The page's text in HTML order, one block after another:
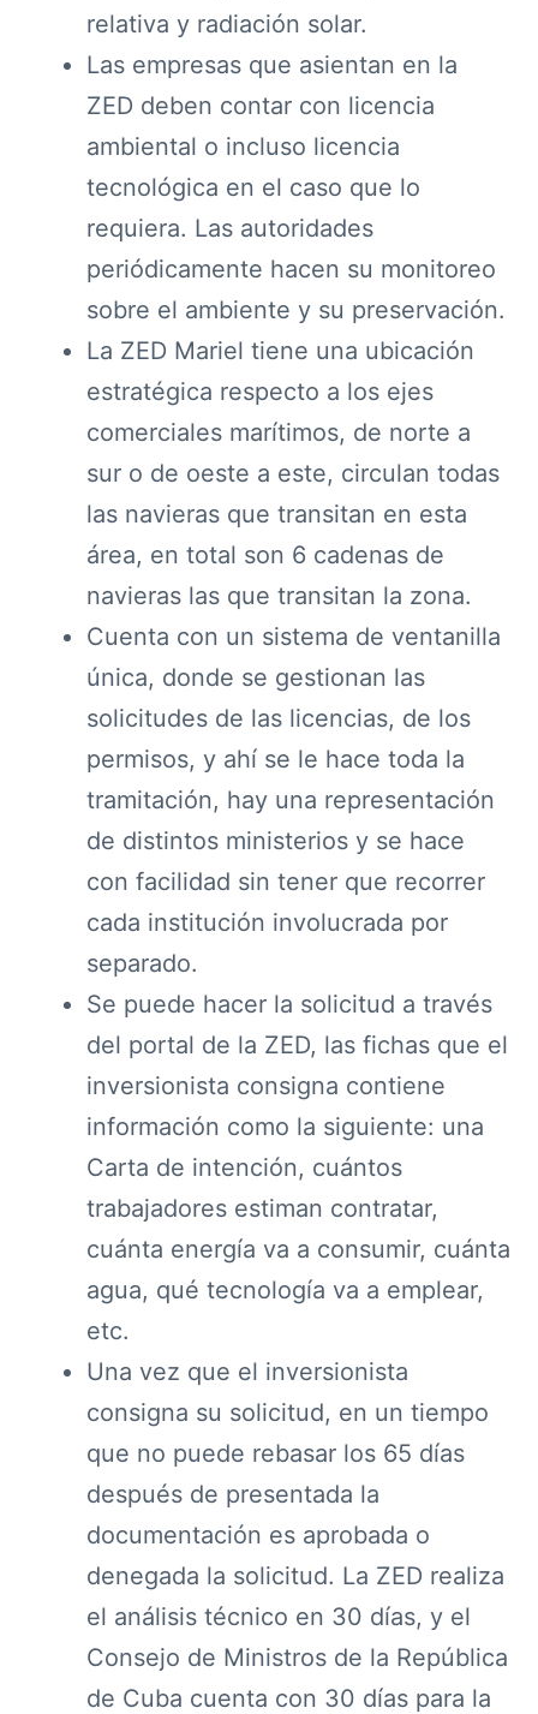
relativa y radiación solar.
Las empresas que asientan en la
ZED deben contar con licencia
ambiental o incluso licencia
tecnológica en el caso que lo
requiera. Las autoridades
periódicamente hacen su monitoreo
sobre el ambiente y su preservación.
La ZED Mariel tiene una ubicación
estratégica respecto a los ejes
comerciales marítimos, de norte a
sur o de oeste a este, circulan todas
las navieras que transitan en esta
área, en total son 6 cadenas de
navieras las que transitan la zona.
Cuenta con un sistema de ventanilla
única, donde se gestionan las
solicitudes de las licencias, de los
permisos, y ahí se le hace toda la
tramitación, hay una representación
de distintos ministerios y se hace
con facilidad sin tener que recorrer
cada institución involucrada por
separado.
Se puede hacer la solicitud a través
del portal de la ZED, las fichas que el
inversionista consigna contiene
información como la siguiente: una
Carta de intención, cuántos
trabajadores estiman contratar,
cuánta energía va a consumir, cuánta
agua, qué tecnología va a emplear,
etc.
Una vez que el inversionista
consigna su solicitud, en un tiempo
que no puede rebasar los 65 días
después de presentada la
documentación es aprobada o
denegada la solicitud. La ZED realiza
el análisis técnico en 30 días, y el
Consejo de Ministros de la República
de Cuba cuenta con 30 días para la